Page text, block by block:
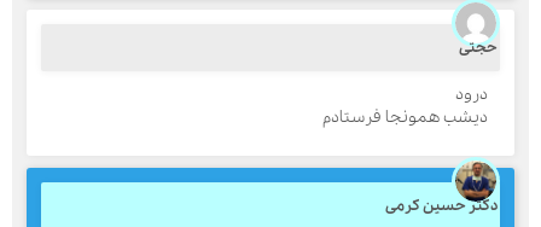
دیشب همونجا فرستادم
دکتر حسین کرمی